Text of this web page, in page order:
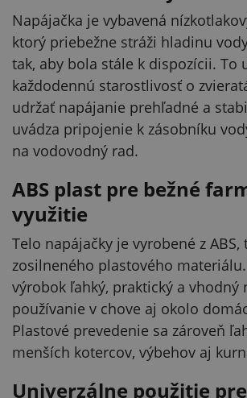
Napájačka je vybavená
ktorý priebežne stráži hladinu
tak, aby bola stále k dispozícii. To
každodennú starostlivosť o
udržať napájanie prehľadné a
uvádza pripojenie k zásobníku
na vodovodný rad.
ABS plast pre bežné
využitie
Telo napájačky je vyrobené z ABS,
zosilneného plastového
výrobok ľahký, praktický a vhodný
používanie v chove aj okolo
Plastové prevedenie sa zároveň
menších kotercov, výbehov aj
Univerzálne použitie